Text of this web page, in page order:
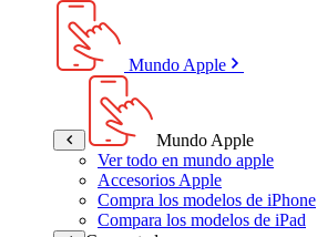
Mundo Apple
Mundo Apple
Ver todo en mundo apple
Accesorios Apple
Compra los modelos de iPhone
Compara los modelos de iPad